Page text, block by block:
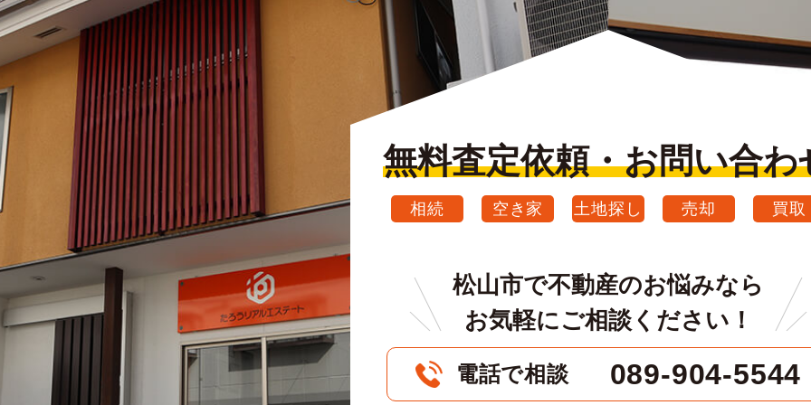
無料査定依頼・お問い合わ
相続 空き家 土地探し 売却 買取
松山市で不動産のお悩みなら
お気軽にご相談ください！
電話で相談 089-904-5544